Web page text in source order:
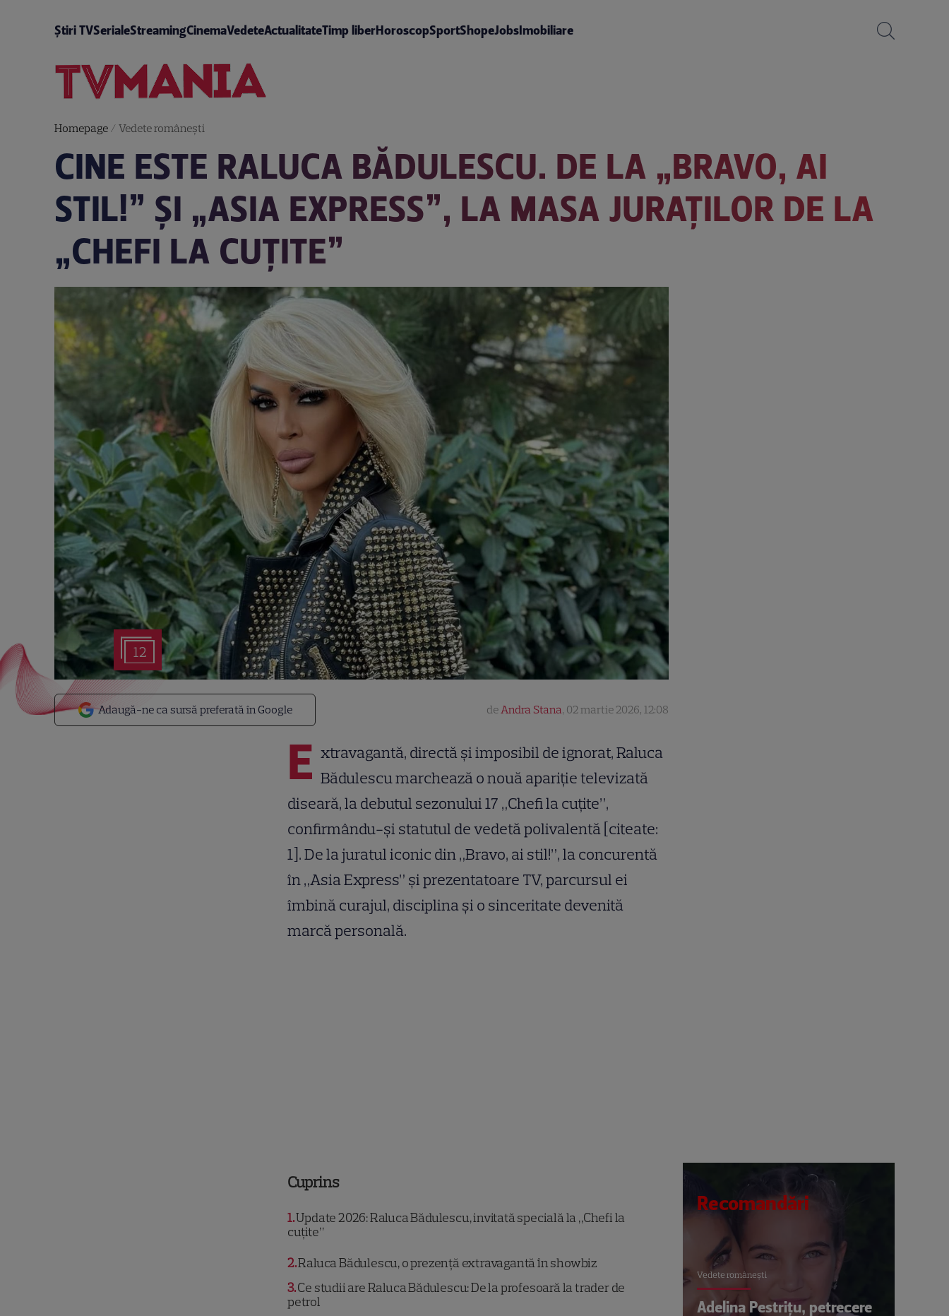
Știri TVSerialeStreamingCinemaVedeteActualitateTimp liberHoroscopSportShopeJobsImobiliare
Homepage/ Vedete româneşti
CINE ESTE RALUCA BĂDULESCU. DE LA „BRAVO, AI
STIL!” ȘI „ASIA EXPRESS”, LA MASA JURAȚILOR DE LA
„CHEFI LA CUȚITE”
12
Adaugă-ne ca sursă preferată în Google deAndra Stana, 02 martie 2026, 12:08
E xtravagantă, directă și imposibil de ignorat, Raluca
Bădulescu marchează o nouă apariție televizată
diseară, la debutul sezonului 17 „Chefi la cuțite”,
confirmându-și statutul de vedetă polivalentă [citeate:
1]. De la juratul iconic din „Bravo, ai stil!”, la concurentă
în „Asia Express” și prezentatoare TV, parcursul ei
îmbină curajul, disciplina și o sinceritate devenită
marcă personală.
Cuprins
1Update 2026: Raluca Bădulescu, invitată specială la „Chefi la
cuțite”
2Raluca Bădulescu, o prezență extravagantă în showbiz
3Ce studii are Raluca Bădulescu: De la profesoară la trader de
petrol
Recomandări
Vedete româneşti
Adelina Pestrițu, petrecere